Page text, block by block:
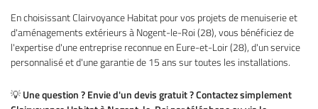
En choisissant Clairvoyance Habitat pour vos projets de menuiserie et
d'aménagements extérieurs à Nogent-le-Roi (28), vous bénéficiez de
l'expertise d'une entreprise reconnue en Eure-et-Loir (28), d'un service
personnalisé et d'une garantie de 15 ans sur toutes les installations.
💡Une question ? Envie d'un devis gratuit ? Contactez simplement